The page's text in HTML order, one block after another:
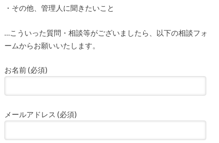
・その他、管理人に聞きたいこと
…こういった質問・相談等がございましたら、以下の相談フォ
ームからお願いいたします。
お名前 (必須)
メールアドレス (必須)